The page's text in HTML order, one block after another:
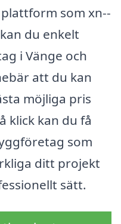
som xn--
du enkelt
i Vänge och
att du kan
möjliga pris
klick kan du få
som
ditt projekt
sätt.